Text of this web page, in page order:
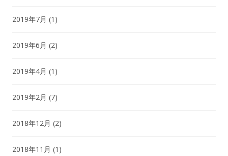
2019年7月 (1)
2019年6月 (2)
2019年4月 (1)
2019年2月 (7)
2018年12月 (2)
2018年11月 (1)